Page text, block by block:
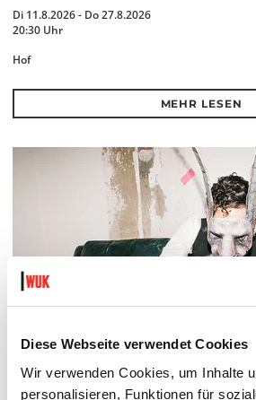
Diese Webseite verwendet Cookies
Wir verwenden Cookies, um Inhalte
personalisieren, Funktionen für
Di 11.8.2026 - Do 27.8.2026
20:30 Uhr
Hof
MEHR LESEN